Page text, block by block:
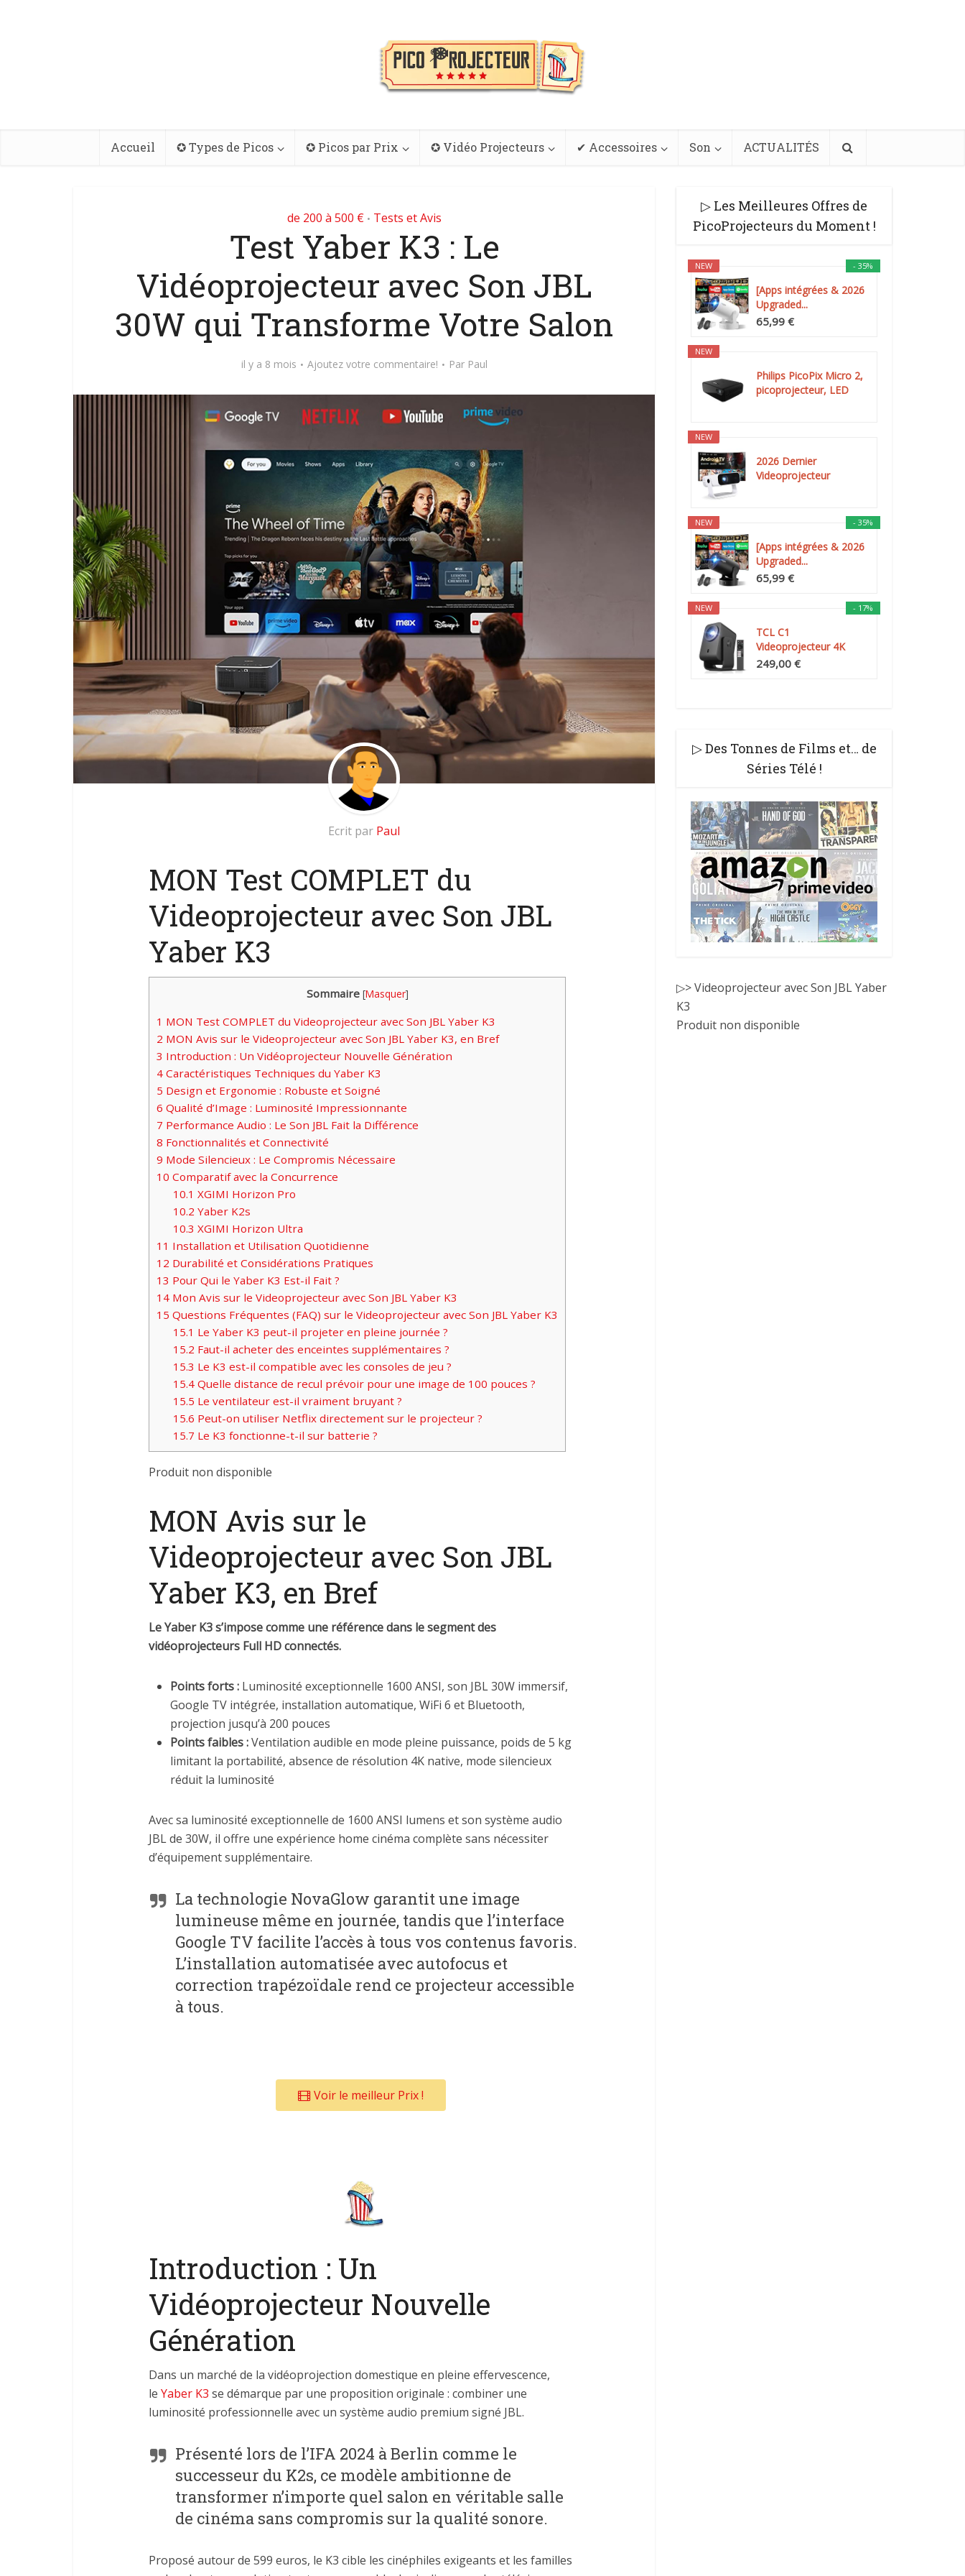
Accueil ✪ Types de Picos ✪ Picos par Prix ✪ Vidéo Projecteurs ✔ Accessoires Son ACTUALITÉS
de 200 à 500 € • Tests et Avis
Test Yaber K3 : Le
Vidéoprojecteur avec Son JBL
30W qui Transforme Votre Salon
il y a 8 mois Ajoutez votre commentaire! Par Paul
Ecrit par Paul
MON Test COMPLET du
Videoprojecteur avec Son JBL
Yaber K3
Sommaire [Masquer]
1 MON Test COMPLET du Videoprojecteur avec Son JBL Yaber K3
2 MON Avis sur le Videoprojecteur avec Son JBL Yaber K3, en Bref
3 Introduction : Un Vidéoprojecteur Nouvelle Génération
4 Caractéristiques Techniques du Yaber K3
5 Design et Ergonomie : Robuste et Soigné
6 Qualité d’Image : Luminosité Impressionnante
7 Performance Audio : Le Son JBL Fait la Différence
8 Fonctionnalités et Connectivité
9 Mode Silencieux : Le Compromis Nécessaire
10 Comparatif avec la Concurrence
10.1 XGIMI Horizon Pro
10.2 Yaber K2s
10.3 XGIMI Horizon Ultra
11 Installation et Utilisation Quotidienne
12 Durabilité et Considérations Pratiques
13 Pour Qui le Yaber K3 Est-il Fait ?
14 Mon Avis sur le Videoprojecteur avec Son JBL Yaber K3
15 Questions Fréquentes (FAQ) sur le Videoprojecteur avec Son JBL Yaber K3
15.1 Le Yaber K3 peut-il projeter en pleine journée ?
15.2 Faut-il acheter des enceintes supplémentaires ?
15.3 Le K3 est-il compatible avec les consoles de jeu ?
15.4Quelle distance de recul prévoir pour une image de 100 pouces ?
15.5 Le ventilateur est-il vraiment bruyant ?
15.6 Peut-on utiliser Netflix directement sur le projecteur ?
15.7 Le K3 fonctionne-t-il sur batterie ?
Produit non disponible
MON Avis sur le
Videoprojecteur avec Son JBL
Yaber K3, en Bref
Le Yaber K3 s’impose comme une référence dans le segment des
vidéoprojecteurs Full HD connectés.
Points forts : Luminosité exceptionnelle 1600 ANSI, son JBL 30W immersif,
Google TV intégrée, installation automatique, WiFi 6 et Bluetooth,
projection jusqu’à 200 pouces
Points faibles :Ventilation audible en mode pleine puissance, poids de 5 kg
limitant la portabilité, absence de résolution 4K native, mode silencieux
réduit la luminosité
Avec sa luminosité exceptionnelle de 1600 ANSI lumens et son système audio
JBL de 30W, il offre une expérience home cinéma complète sans nécessiter
d’équipement supplémentaire.
La technologie NovaGlow garantit une image
lumineuse même en journée, tandis que l’interface
Google TV facilite l’accès à tous vos contenus favoris.
L’installation automatisée avec autofocus et
correction trapézoïdale rend ce projecteur accessible
à tous.
Voir le meilleur Prix !
Introduction : Un
Vidéoprojecteur Nouvelle
Génération
Dans un marché de la vidéoprojection domestique en pleine effervescence,
le Yaber K3 se démarque par une proposition originale : combiner une
luminosité professionnelle avec un système audio premium signé JBL.
Présenté lors de l’IFA 2024 à Berlin comme le
successeur du K2s, ce modèle ambitionne de
transformer n’importe quel salon en véritable salle
de cinéma sans compromis sur la qualité sonore.
Proposé autour de 599 euros, le K3 cible les cinéphiles exigeants et les familles
▷ Les Meilleures Offres de
PicoProjecteurs du Moment !
- 35%
NEW
[Apps intégrées & 2026
Upgraded...
65,99 €
NEW
Philips PicoPix Micro 2,
picoprojecteur, LED
NEW
2026 Dernier
Videoprojecteur
- 35%
NEW
[Apps intégrées & 2026
Upgraded...
65,99 €
- 17%
NEW
TCL C1
Videoprojecteur 4K
Compatibilité, Natif...
249,00 €
▷ Des Tonnes de Films et… de
Séries Télé !
▷> Videoprojecteur avec Son JBL Yaber
K3
Produit non disponible